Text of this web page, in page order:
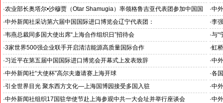
·农业部长奥塔尔•沙穆贾（Otar Shamugia）率领格鲁吉亚代表团参加中国国
际进口博览会
·中
·中外新闻社采访第六届中国国际进口博览会辽宁代表团： ·李
·韦燕总裁同多国大使出席“上海合作组织日”招待会 ·与“
·3家世界500强企业联手开启清洁能源高质量国际合作 ·虹
·习近平在第五届中国国际进口博览会开幕式上发表致辞 ·中
·中外新闻社“大使杯”高尔夫邀请赛上海开球
--中外新闻社大使俱乐部--各国使节上海行系列活动之七
·各
--中
·引全世界目光 聚东西方文化—上海国博园接受多国入驻
--中外新闻社大使俱乐部上海行系列活动之一
·中
·中外新闻社组织17国驻华使节赴上海参观中共一大会址并举行座谈会
·中